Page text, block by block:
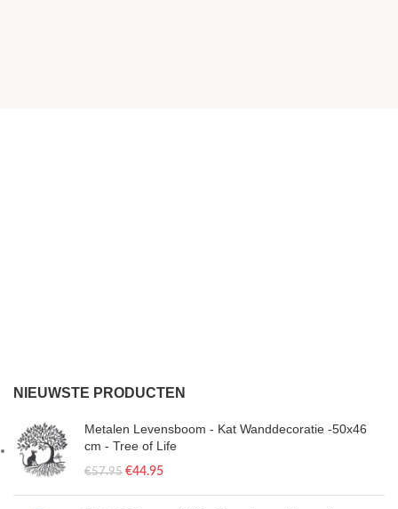
NIEUWSTE PRODUCTEN
Metalen Levensboom - Kat Wanddecoratie -50x46
cm - Tree of Life
€57.95 €44.95